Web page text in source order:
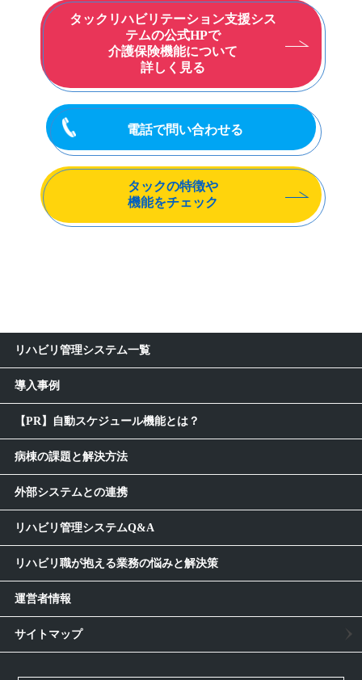
タックリハビリテーション支援シス
テムの公式HPで
介護保険機能について
詳しく見る
電話で問い合わせる
タックの特徴や
機能をチェック
リハビリ管理システム一覧
導入事例
【PR】自動スケジュール機能とは？
病棟の課題と解決方法
外部システムとの連携
リハビリ管理システムQ&A
リハビリ職が抱える業務の悩みと解決策
運営者情報
サイトマップ